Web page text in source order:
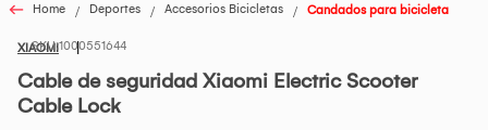
Home Deportes Accesorios Bicicletas Candados para bicicleta
XIAOMI1000551644
Cable de seguridad Xiaomi Electric Scooter
Cable Lock